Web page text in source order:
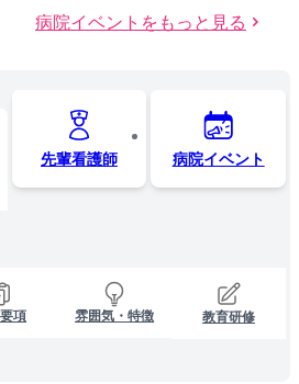
病院イベントをもっと見る
先輩看護師 病院イベント
項 雰囲気・特徴 教育研修